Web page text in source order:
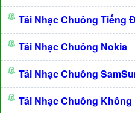
Tải Nhạc Chuông Tiếng
Tải Nhạc Chuông Nokia
Tải Nhạc Chuông
Tải Nhạc Chuông